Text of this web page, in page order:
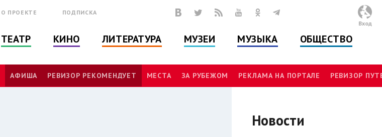
О ПРОЕКТЕ ПОДПИСКА
ТЕАТР КИНО ЛИТЕРАТУРА МУЗЕИ МУЗЫКА ОБЩЕСТВО
Вход
АФИША РЕВИЗОР РЕКОМЕНДУЕТ МЕСТА ЗА РУБЕЖОМ РЕКЛАМА НА ПОРТАЛЕ РЕВИЗОР
Новости